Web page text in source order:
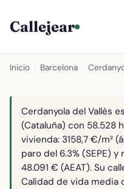
Callejear
Inicio Barcelona
Cerdanyola del Vallès
(Cataluña) con 58.528
vivienda: 3158,7 €/m²
paro del 6.3% (SEPE)
48.091 € (AEAT). Su
Calidad de vida media